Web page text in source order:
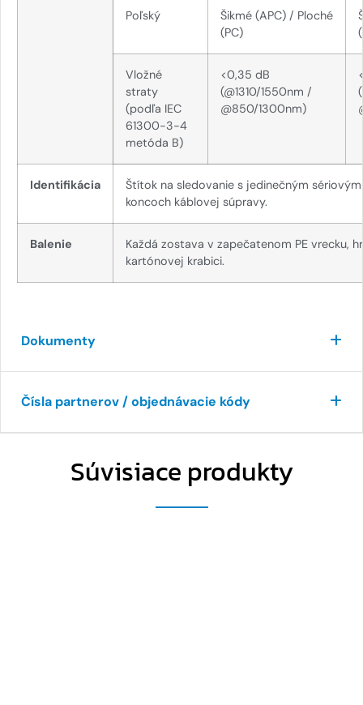
Poľský
Šikmé (APC) / Ploché
(PC)
Vložné
straty
(podľa IEC
61300-3-4
metóda B)
<0,35 dB
(@1310/1550nm /
@850/1300nm)
Identifikácia
Štítok na sledovanie s jedinečným
koncoch káblovej súpravy.
Balenie
Každá zostava v zapečatenom PE vrecku,
kartónovej krabici.
Dokumenty
Čísla partnerov / objednávacie kódy
Súvisiace produkty